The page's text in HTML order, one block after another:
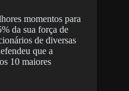
momentos para
da sua força de
de diversas
que a
10 maiores